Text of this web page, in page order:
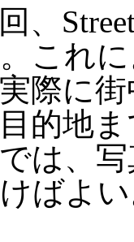
、
これ
際に
的地
は、
ばよ